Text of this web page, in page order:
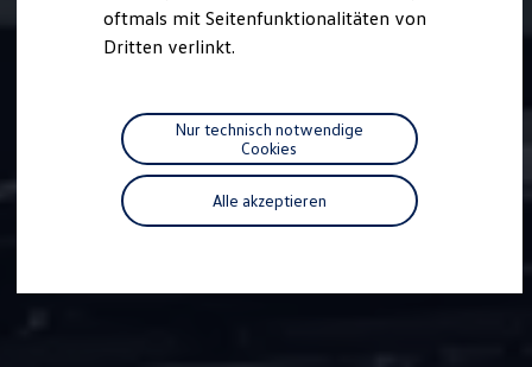
Zubehör
Modellspezifisches Zubehör
Individualisieren
Wallbox und Ladekabel
Digitale Extras
Dienste für Ihr Modell finden
Volkswagen Apps, Login und Shop
Handy und Fahrzeug verbinden
Vorgängermodelle
oftmals mit Seitenfunktionalitäten von
Dritten verlinkt.
Alle akzeptieren
Nur technisch notwendige
Cookies